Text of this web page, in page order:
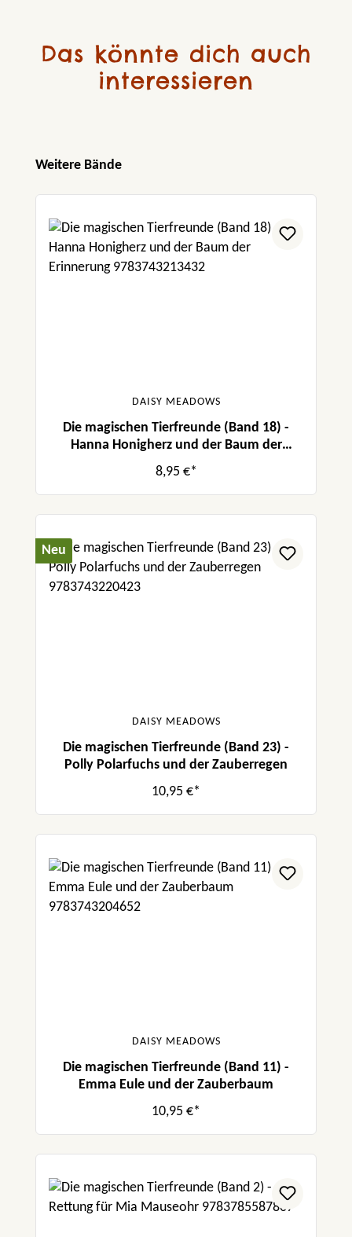
Das könnte dich auch
interessieren
Produktgalerie überspringen
Weitere Bände
DAISY MEADOWS
Die magischen Tierfreunde (Band 18) -
Hanna Honigherz und der Baum der
Erinnerung
8,95 €*
Neu
DAISY MEADOWS
Die magischen Tierfreunde (Band 23) -
Polly Polarfuchs und der Zauberregen
10,95 €*
DAISY MEADOWS
Die magischen Tierfreunde (Band 11) -
Emma Eule und der Zauberbaum
10,95 €*